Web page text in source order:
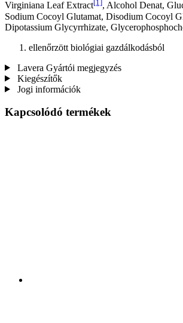
Virginiana Leaf Extract [1] , Alcohol Denat,
Sodium Cocoyl Glutamat, Disodium Cocoyl
Dipotassium Glycyrrhizate,
ellenőrzött biológiai gazdálkodásból
Lavera Gyártói megjegyzés
Kiegészítők
Jogi információk
Kapcsolódó termékek